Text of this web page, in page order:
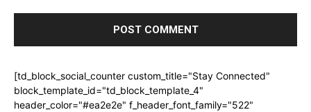
[td_block_social_counter custom_title="Stay Connected"
block_template_id="td_block_template_4"
header_color="#ea2e2e" f_header_font_family="522"